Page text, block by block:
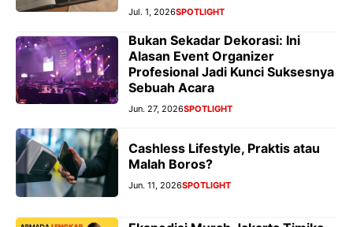
Jul. 1, 2026SPOTLIGHT
Bukan Sekadar Dekorasi: Ini
Alasan Event Organizer
Profesional Jadi Kunci Suksesnya
Sebuah Acara
Jun. 27, 2026SPOTLIGHT
Cashless Lifestyle, Praktis atau
Malah Boros?
Jun. 11, 2026SPOTLIGHT